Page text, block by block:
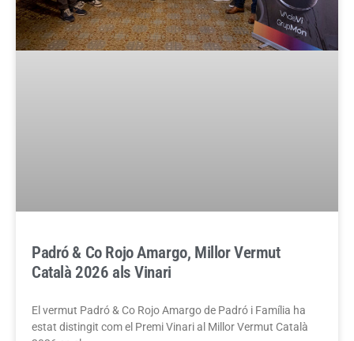
Padró & Co Rojo Amargo, Millor Vermut
Català 2026 als Vinari
El vermut Padró & Co Rojo Amargo de Padró i Família ha
estat distingit com el Premi Vinari al Millor Vermut Català